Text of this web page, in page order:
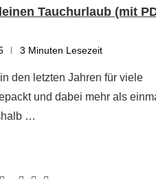
Tauchurlaub (mit
3 Minuten Lesezeit
den letzten Jahren für viele
und dabei mehr als
…